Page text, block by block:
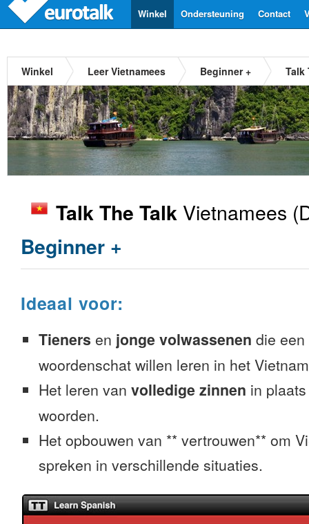
Contact
Ondersteuning
Winkel
Winkel Leer Vietnamees Beginner + Talk
Talk The Talk Vietnamees
Beginner +
Ideaal voor:
Tieners en jonge volwassenen die
woordenschat willen leren in het
Het leren van volledige zinnen in
woorden.
Het opbouwen van ** vertrouwen** om
spreken in verschillende situaties.